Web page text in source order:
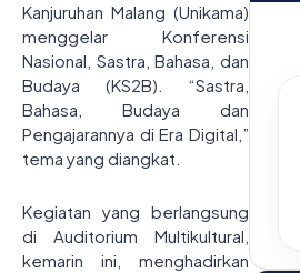
Kanjuruhan Malang (Unikama)
menggelar Konferensi
Nasional, Sastra, Bahasa, dan
Budaya (KS2B). “Sastra,
Bahasa, Budaya dan
Pengajarannya di Era Digital,”
tema yang diangkat.
Kegiatan yang berlangsung
di Auditorium Multikultural,
kemarin ini, menghadirkan